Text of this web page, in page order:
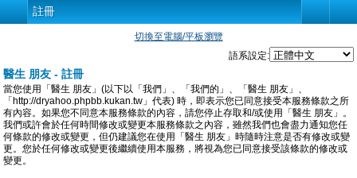
註冊
切換至電腦/平板瀏覽
語系設定:
醫生 朋友 - 註冊
當您使用「醫生 朋友」(以下以「我們」、「我們的」、「醫生 朋友」、
「http://dryahoo.phpbb.kukan.tw」代表) 時，即表示您已同意接受本服務條款之所
有內容。如果您不同意本服務條款的內容，請您停止存取和/或使用「醫生 朋友」。
我們或許會於任何時間修改或變更本服務條款之內容，雖然我們也會盡力通知您任
何條款的修改或變更，但仍建議您在使用「醫生 朋友」時隨時注意是否有修改或變
更。您於任何修改或變更後繼續使用本服務，將視為您已同意接受該條款的修改或
變更。